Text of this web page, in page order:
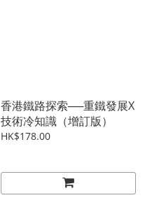
香港鐵路探索──重鐵發展X
技術冷知識（增訂版）
HK$178.00